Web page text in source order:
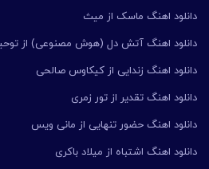
دانلود اهنگ ماسک از میث
دانلود اهنگ آتش دل (هوش مصنوعی) از
دانلود اهنگ زندایی از کیکاوس صالحی
دانلود اهنگ تقدیر از تور زمری
دانلود اهنگ حضور تنهایی از مانی ویس
دانلود اهنگ اشتباه از میلاد باکری